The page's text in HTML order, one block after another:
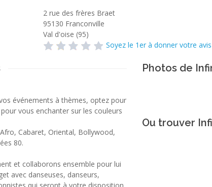
2 rue des frères Braet
95130 Franconville
Val d'oise (95)
Soyez le 1er à donner votre
événements à thèmes, optez pour
vous enchanter sur les couleurs
Cabaret, Oriental, Bollywood,
80.
et collaborons ensemble pour lui
avec danseuses, danseurs,
Photos de
Ou trouver